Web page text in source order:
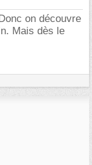
on découvre
Mais dès le